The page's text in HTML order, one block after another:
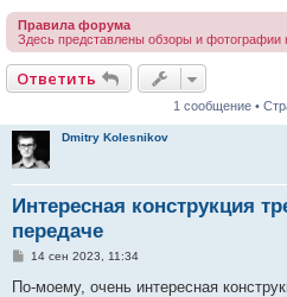
Правила форума
Здесь представлены обзоры и фотографии
Ответить
1 сообщение •
Dmitry Kolesnikov
Интересная конструкция
передаче
С
о
14 сен 2023, 11:34
По-моему, очень интересная